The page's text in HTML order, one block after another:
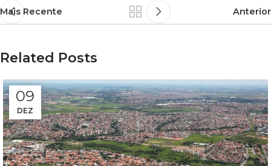
Mais Recente Anterior
Related Posts
09
DEZ